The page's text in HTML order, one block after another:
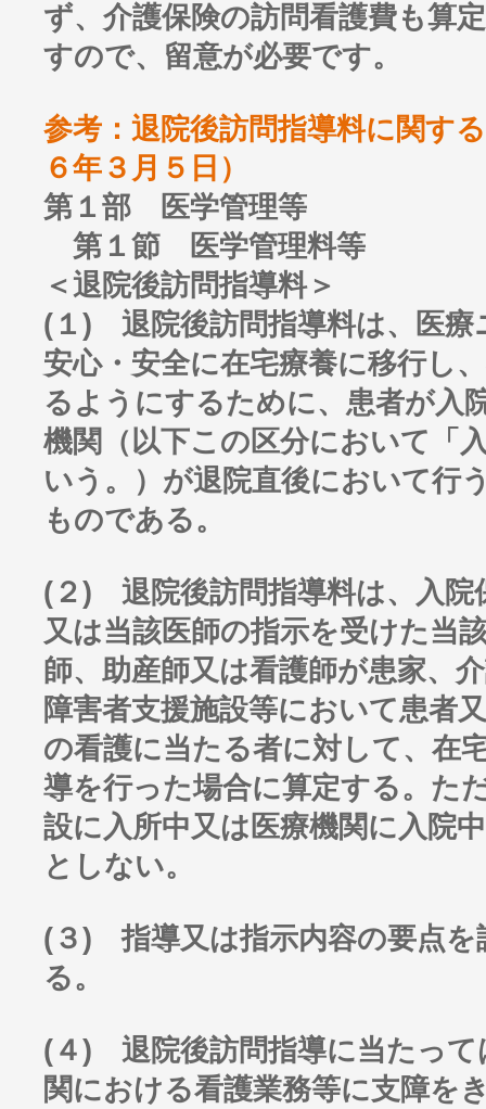
ず、介護保険の訪問看護費も算
すので、留意が必要です。
参考：退院後訪問指導料に関す
６年３月５日）
第１部 医学管理等
第１節 医学管理料等
＜退院後訪問指導料＞
(１) 退院後訪問指導料は、医療
安心・安全に在宅療養に移行し
るようにするために、患者が入
機関（以下この区分において「
いう。）が退院直後において行
ものである。
(２) 退院後訪問指導料は、入院
又は当該医師の指示を受けた当
師、助産師又は看護師が患家、
障害者支援施設等において患者
の看護に当たる者に対して、在
導を行った場合に算定する。た
設に入所中又は医療機関に入院
としない。
(３) 指導又は指示内容の要点を
る。
(４) 退院後訪問指導に当たって
関における看護業務等に支障を